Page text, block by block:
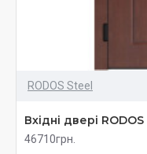
RODOS Steel
Вхідні двері
46710грн.